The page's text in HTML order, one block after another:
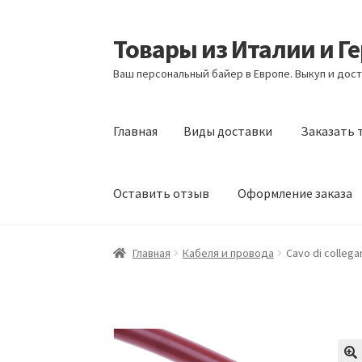
Перейти
к
навигации
Перейти
к
содержимому
Товары из Италии и
Ваш персональный байер в Европе. Выкуп и
Главная Виды доставки Заказать
Оставить отзыв Оформление заказа
Главная Виды доставки Заказать товары
Главная Кабеля и провода Cavo di